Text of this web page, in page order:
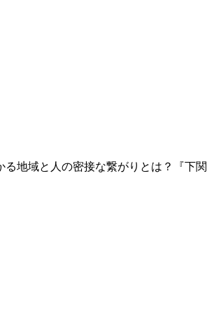
地域と人の密接な繋がりとは？『下